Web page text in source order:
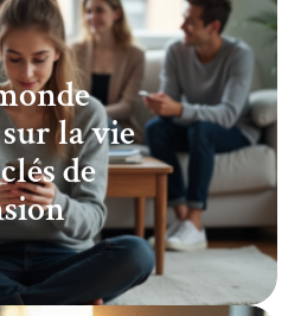
la vie
de